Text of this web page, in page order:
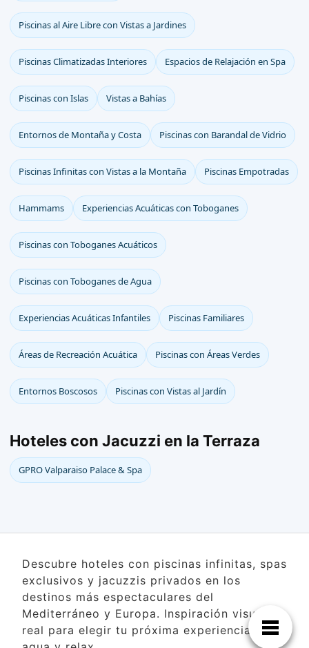
Piscinas al Aire Libre con Vistas a Jardines
Piscinas Climatizadas Interiores Espacios de Relajación en Spa
Piscinas con Islas Vistas a Bahías
Entornos de Montaña y Costa Piscinas con Barandal de Vidrio
Piscinas Infinitas con Vistas a la Montaña Piscinas Empotradas
Hammams Experiencias Acuáticas con Toboganes
Piscinas con Toboganes Acuáticos
Piscinas con Toboganes de Agua
Experiencias Acuáticas Infantiles Piscinas Familiares
Áreas de Recreación Acuática Piscinas con Áreas Verdes
Entornos Boscosos Piscinas con Vistas al Jardín
Hoteles con Jacuzzi en la Terraza
GPRO Valparaiso Palace & Spa
Descubre hoteles con piscinas infinitas, spas
exclusivos y jacuzzis privados en los
destinos más espectaculares del
Mediterráneo y Europa. Inspiración visual
real para elegir tu próxima experiencia de